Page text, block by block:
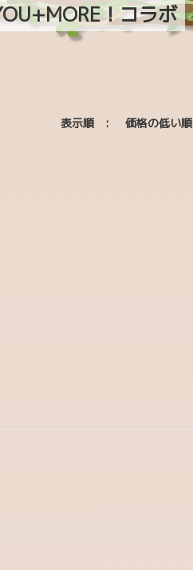
！コラボ
表示順 : 価格の低い順